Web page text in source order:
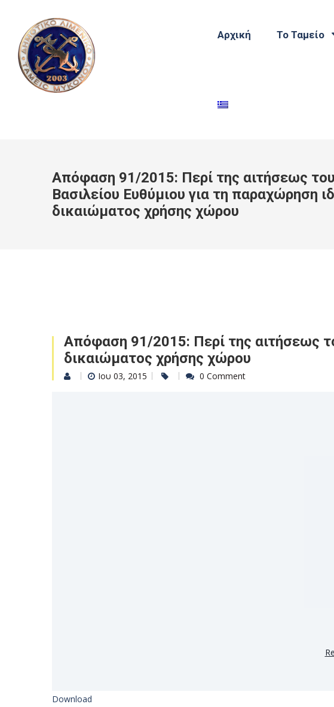
Αρχική Το Ταμείο
Απόφαση 91/2015: Περί της αιτήσεως
Βασιλείου Ευθύμιου για τη παραχώρηση
δικαιώματος χρήσης χώρου
Απόφαση 91/2015: Περί της αιτήσεως
δικαιώματος χρήσης χώρου
Ιου 03, 2015 0 Comment
Download